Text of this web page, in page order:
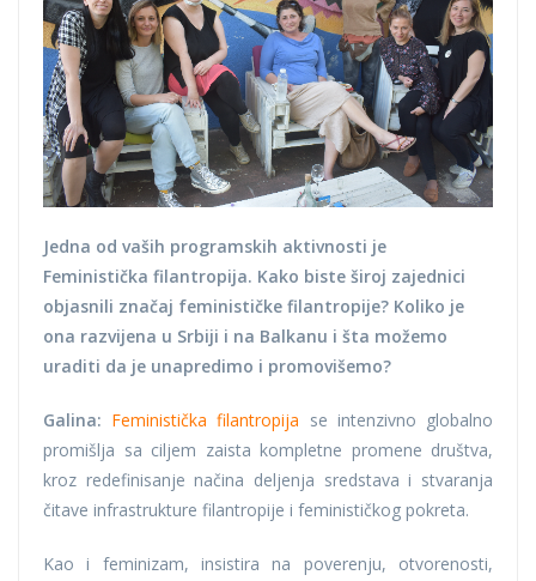
Jedna od vaših programskih aktivnosti je
Feministička filantropija. Kako biste široj zajednici
objasnili značaj feminističke filantropije? Koliko je
ona razvijena u Srbiji i na Balkanu i šta možemo
uraditi da je unapredimo i promovišemo?
Galina: Feministička filantropija se intenzivno globalno
promišlja sa ciljem zaista kompletne promene društva,
kroz redefinisanje načina deljenja sredstava i stvaranja
čitave infrastrukture filantropije i feminističkog pokreta.
Kao i feminizam, insistira na poverenju, otvorenosti,